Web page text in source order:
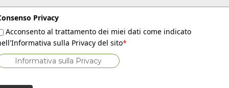
Privacy
Acconsento al trattamento dei miei dati come indicato
sulla Privacy del sito*
Informativa sulla Privacy